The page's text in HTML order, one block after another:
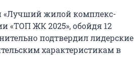
«Лучший жилой комплекс-
«ТОП ЖК 2025», обойдя 12
подтвердил лидерские
характеристикам в